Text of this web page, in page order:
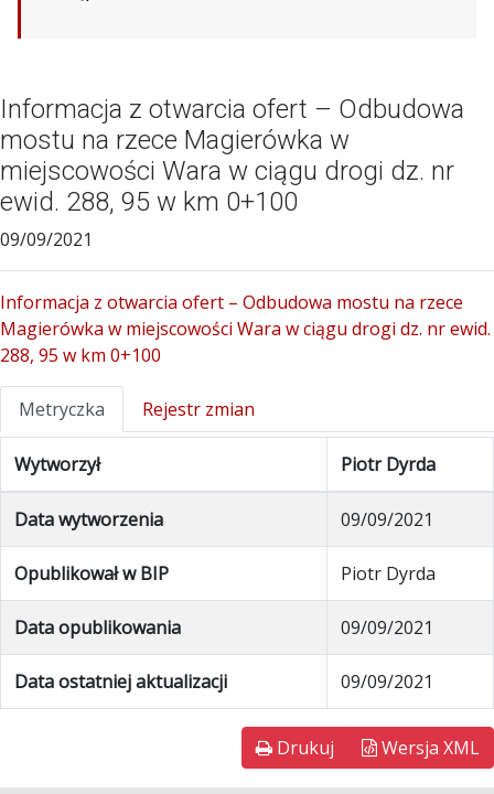
Informacja z otwarcia ofert – Odbudowa
mostu na rzece Magierówka w
miejscowości Wara w ciągu drogi dz. nr
ewid. 288, 95 w km 0+100
09/09/2021
Informacja z otwarcia ofert – Odbudowa mostu na rzece
Magierówka w miejscowości Wara w ciągu drogi dz. nr ewid.
288, 95 w km 0+100
Metryczka Rejestr zmian
Wytworzył Piotr Dyrda
Data wytworzenia 09/09/2021
Opublikował w BIP Piotr Dyrda
Data opublikowania 09/09/2021
Data ostatniej aktualizacji 09/09/2021
Drukuj Wersja XML